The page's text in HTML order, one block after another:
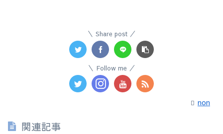
Share post
Follow me
non
関連記事